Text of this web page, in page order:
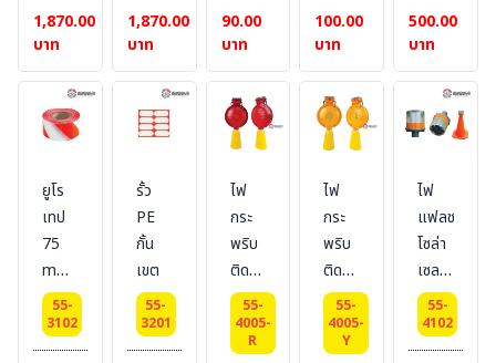
mm
ยาว
25
1,870.00
บาท
mm
ยาว
25
1,870.00
บาท
m
90.00
บาท
m
100.00
บาท
:
เหลือง/
ดำ
BESTSAFE
500.00
บาท
ยูโร
เทป
75
mm
x
500
m. สี
55-
3102
รั้ว
PE
กั้น
เขต
55-
3201
ไฟ
กระ
พริบ
ติด
กรวย
โซล่า
เซลล์
55-
4005-
R
ไฟ
กระ
พริบ
ติด
กรวย
โซล่า
เซลล์
55-
4005-
Y
ไฟ
แฟลช
โซล่า
เซลล์
3 นิ้ว
สำหรับ
ติด
55-
4102